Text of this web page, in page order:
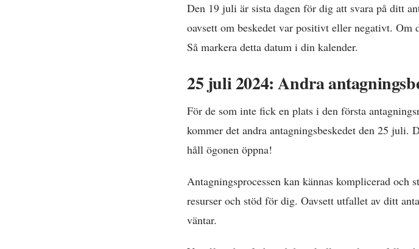
Den 19 juli är sista dagen för dig att svara på ditt
oavsett om beskedet var positivt eller negativt.
Så markera detta datum i din kalender.
25 juli 2024: Andra
För de som inte fick en plats i den första
kommer det andra antagningsbeskedet den 25 juli.
håll ögonen öppna!
Antagningsprocessen kan kännas komplicerad och
resurser och stöd för dig. Oavsett utfallet av ditt
väntar.